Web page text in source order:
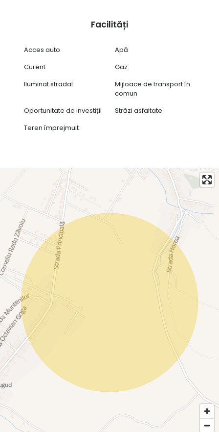
Facilități
Acces auto
Apă
Curent
Gaz
Iluminat stradal
Mijloace de transport în
comun
Oportunitate de investiții
Străzi asfaltate
Teren împrejmuit